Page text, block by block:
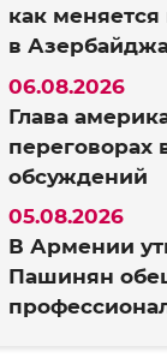
как
в
Глава
переговорах
обсуждений
06.08.2026
В Армении
Пашинян
05.08.2026